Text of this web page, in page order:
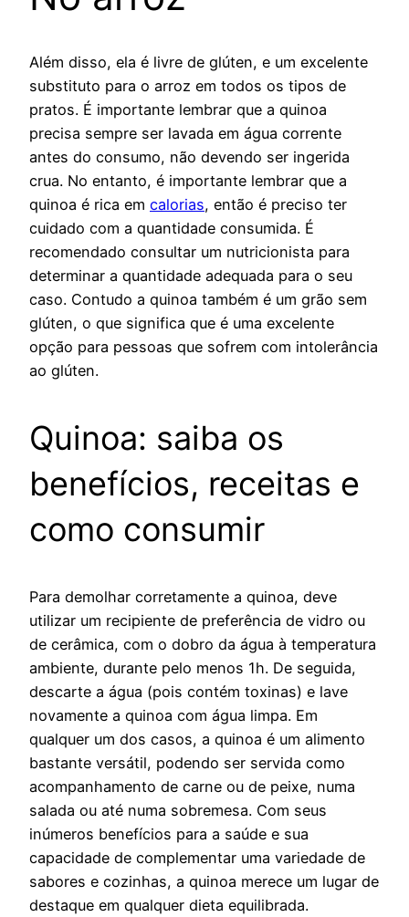
Além disso, ela é livre de glúten, e um excelente
substituto para o arroz em todos os tipos de
pratos. É importante lembrar que a quinoa
precisa sempre ser lavada em água corrente
antes do consumo, não devendo ser ingerida
crua. No entanto, é importante lembrar que a
quinoa é rica em calorias, então é preciso ter
cuidado com a quantidade consumida. É
recomendado consultar um nutricionista para
determinar a quantidade adequada para o seu
caso. Contudo a quinoa também é um grão sem
glúten, o que significa que é uma excelente
opção para pessoas que sofrem com intolerância
ao glúten.
Quinoa: saiba os
benefícios, receitas e
como consumir
Para demolhar corretamente a quinoa, deve
utilizar um recipiente de preferência de vidro ou
de cerâmica, com o dobro da água à temperatura
ambiente, durante pelo menos 1h. De seguida,
descarte a água (pois contém toxinas) e lave
novamente a quinoa com água limpa. Em
qualquer um dos casos, a quinoa é um alimento
bastante versátil, podendo ser servida como
acompanhamento de carne ou de peixe, numa
salada ou até numa sobremesa. Com seus
inúmeros benefícios para a saúde e sua
capacidade de complementar uma variedade de
sabores e cozinhas, a quinoa merece um lugar de
destaque em qualquer dieta equilibrada.